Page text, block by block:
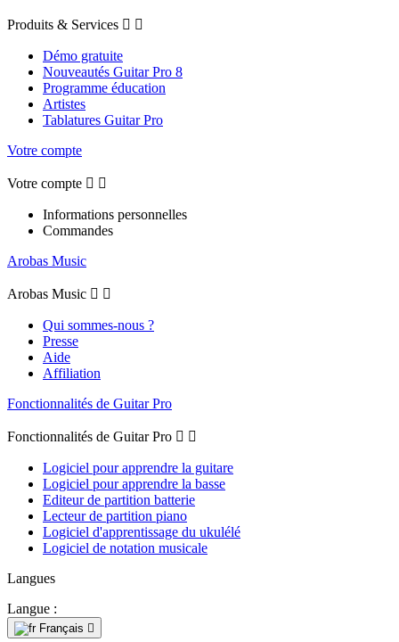
Produits & Services  
Démo gratuite
Nouveautés Guitar Pro 8
Programme éducation
Artistes
Tablatures Guitar Pro
Votre compte
Votre compte  
Informations personnelles
Commandes
Arobas Music
Arobas Music  
Qui sommes-nous ?
Presse
Aide
Affiliation
Fonctionnalités de Guitar Pro
Fonctionnalités de Guitar Pro  
Logiciel pour apprendre la guitare
Logiciel pour apprendre la basse
Editeur de partition batterie
Lecteur de partition piano
Logiciel d'apprentissage du ukulélé
Logiciel de notation musicale
Langues
Langue :
Français 